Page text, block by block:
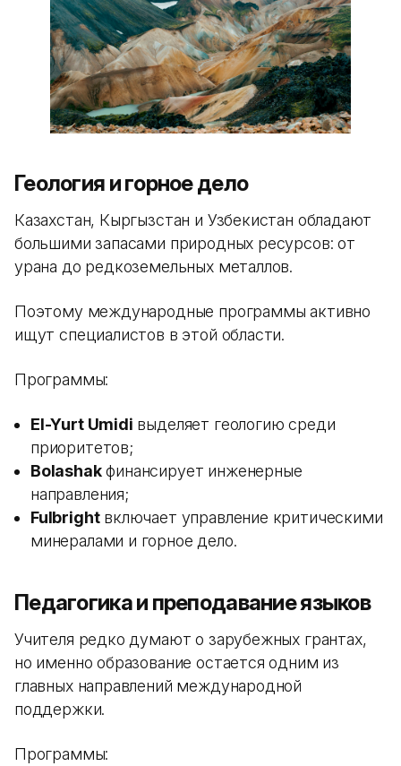
Геология и горное дело
Казахстан, Кыргызстан и Узбекистан обладают
большими запасами природных ресурсов: от
урана до редкоземельных металлов.
Поэтому международные программы активно
ищут специалистов в этой области.
Программы:
El-Yurt Umidi выделяет геологию среди
приоритетов;
Bolashakфинансирует инженерные
направления;
Fulbrightвключает управление критическими
минералами и горное дело.
Педагогика и преподавание языков
Учителя редко думают о зарубежных грантах,
но именно образование остается одним из
главных направлений международной
поддержки.
Программы: